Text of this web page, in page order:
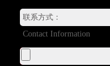
Contact Information
产品系列
销售网络
服务支持